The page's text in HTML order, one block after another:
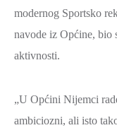
modernog Sportsko
navode iz Općine, bio
aktivnosti.
„U Općini Nijemci
ambiciozni, ali isto